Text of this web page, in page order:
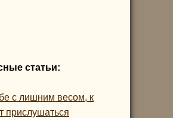
статьи:
с лишним весом, к
прислушаться